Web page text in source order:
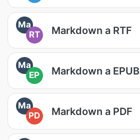
Ma
RT
Markdown a RTF
Ma
EP
Markdown a EPUB
Ma
PD
Markdown a PDF